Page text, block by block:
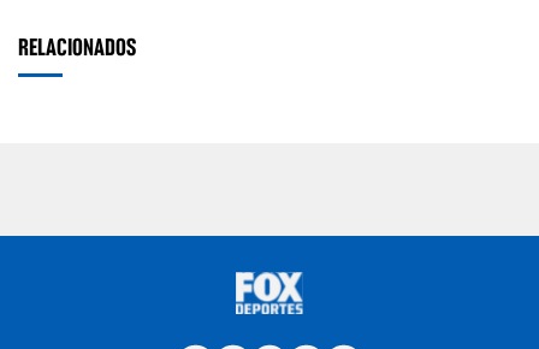
RELACIONADOS